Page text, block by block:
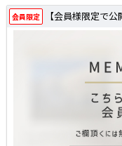
会員限定 【会員様限定で公